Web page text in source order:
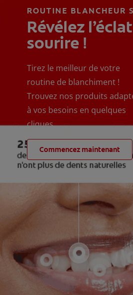
ROUTINE BLANCHEUR
Révélez
sourire !
Tirez le meilleur de votre
routine de blanchiment !
Trouvez nos produits
à vos besoins en quelques
cliques
Commencez maintenant